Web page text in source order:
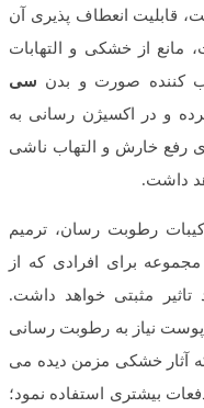
قابلیت انعطاف پذیری آن
از خشکی و التهابات
کننده صورت و بدن سی
و در اکسیژن رسانی به
رفع خارش و التهاب ناشی
داشت.
رطوبت رسان، ترمیم
برای افرادی که از
مثبتی خواهد داشت.
پوست نیاز به رطوبت رسانی
آثار خشکی مزمن دیده می
بیشتری استفاده نمود؛